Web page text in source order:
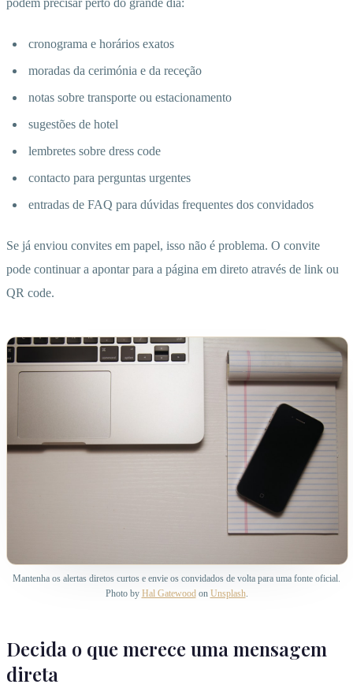
podem precisar perto do grande dia:
cronograma e horários exatos
moradas da cerimónia e da receção
notas sobre transporte ou estacionamento
sugestões de hotel
lembretes sobre dress code
contacto para perguntas urgentes
entradas de FAQ para dúvidas frequentes dos convidados
Se já enviou convites em papel, isso não é problema. O convite
pode continuar a apontar para a página em direto através de link ou
QR code.
Mantenha os alertas diretos curtos e envie os convidados de volta para uma fonte oficial.
Photo by Hal Gatewoodon Unsplash.
Decida o que merece uma mensagem
direta